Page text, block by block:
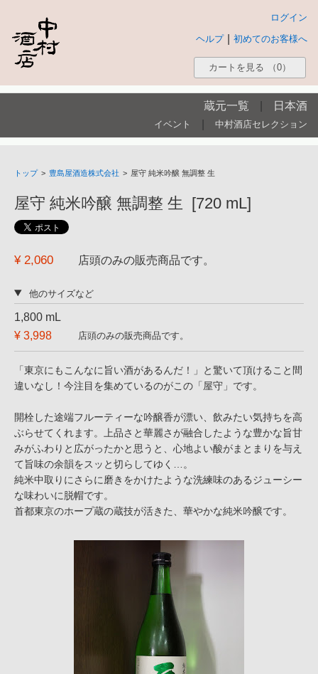
ログイン
初めてのお客様へ
ヘルプ
カートを見る （0）
蔵元一覧 日本酒
イベント 中村酒店セレクション
トップ > 豊島屋酒造株式会社 > 屋守 純米吟醸 無調整 生
屋守 純米吟醸 無調整 生 [720 mL]
¥ 2,060 店頭のみの販売商品です。
他のサイズなど
1,800 mL
¥ 3,998
店頭のみの販売商品です。
「東京にもこんなに旨い酒があるんだ！」と驚いて頂けること間
違いなし！今注目を集めているのがこの「屋守」です。
開栓した途端フルーティーな吟醸香が漂い、飲みたい気持ちを高
ぶらせてくれます。上品さと華麗さが融合したような豊かな旨甘
みがふわりと広がったかと思うと、心地よい酸がまとまりを与え
て旨味の余韻をスッと切らしてゆく…。
純米中取りにさらに磨きをかけたような洗練味のあるジューシー
な味わいに脱帽です。
首都東京のホープ蔵の蔵技が活きた、華やかな純米吟醸です。